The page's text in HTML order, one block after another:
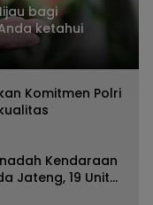
bagi
ketahui
Komitmen Polri
Kendaraan
Jateng, 19 Unit